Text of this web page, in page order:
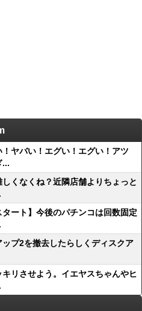
ヤバい！エグい！エグい！アツ
...
くなくね？近隣店舗よりちょっと
タート】今後のパチンコは回数固定
プ2を撤去したらしくディスクア
リさせよう。イエヤスちゃんやヒ